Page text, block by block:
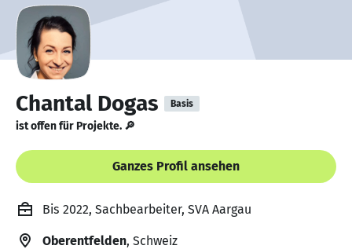
Chantal Dogas Basis
ist offen für Projekte. 🔎
Ganzes Profil ansehen
Bis 2022, Sachbearbeiter, SVA Aargau
Oberentfelden, Schweiz